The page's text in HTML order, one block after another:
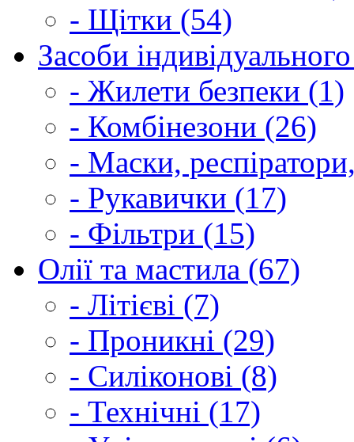
- Щітки (54)
Засоби
- Жилети безпеки (1)
- Комбінезони (26)
- Маски,
- Рукавички (17)
- Фільтри (15)
Олії та мастила (67)
- Літієві (7)
- Проникні (29)
- Силіконові (8)
- Технічні (17)